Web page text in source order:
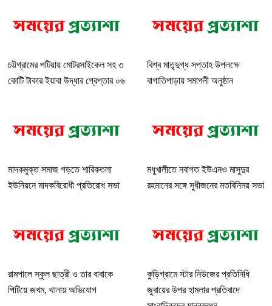
চট্টগ্রামের পটিয়ায় মোটরসাইকেল সহ ৩
কোটি টাকার ইয়াবা উদ্ধার গ্রেপ্তার ০৬
বিশ্ব মাতৃদুগ্ধ সপ্তাহ উপলক্ষে
বাগাতিপাড়ায় সমাপনী অনুষ্ঠান
মাদকমুক্ত সমাজ গড়তে শারিকতলা
ইউনিয়নে মাদকবিরোধী প্রতিরোধ সভা
মধুখালীতে নবাগত ইউএনও মাসুদুর
রহমানের সঙ্গে সুধীজনের মতবিনিময় সভা
রামপালে স্কুল ছাত্রী ও তার বাবাকে
পিটিয়ে জখম, থানায় অভিযোগ
কুড়িগ্রামে স্টার নিউজের প্রতিনিধি
জুবায়ের উপর হামলার প্রতিবাদে